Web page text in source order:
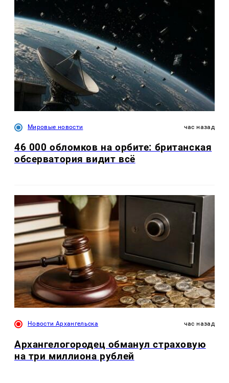
Мировые новости час назад
46 000 обломков на орбите: британская
обсерватория видит всё
Новости Архангельска час назад
Архангелогородец обманул страховую
на три миллиона рублей